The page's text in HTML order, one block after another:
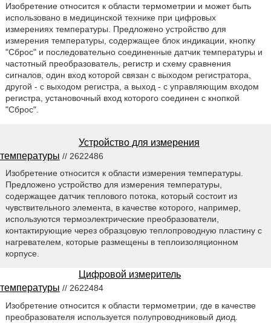
Изобретение относится к области термометрии и может быть
использовано в медицинской технике при цифровых
измерениях температуры. Предложено устройство для
измерения температуры, содержащее блок индикации, кнопку
"Сброс" и последовательно соединенные датчик температуры и
частотный преобразователь, регистр и схему сравнения
сигналов, один вход которой связан с выходом регистратора,
другой - с выходом регистра, а выход - с управляющим входом
регистра, установочный вход которого соединен с кнопкой
"Сброс".
Устройство для измерения
температуры // 2622486
Изобретение относится к области измерения температуры.
Предложено устройство для измерения температуры,
содержащее датчик теплового потока, который состоит из
чувствительного элемента, в качестве которого, например,
используются термоэлектрические преобразователи,
контактирующие через образцовую теплопроводную пластину с
нагревателем, которые размещены в теплоизоляционном
корпусе.
Цифровой измеритель
температуры // 2622484
Изобретение относится к области термометрии, где в качестве
преобразователя используется полупроводниковый диод.